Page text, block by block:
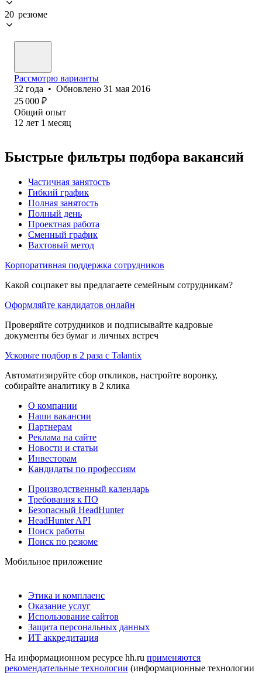
20 резюме
Рассмотрю варианты
32 года • Обновлено 31 мая 2016
25 000 ₽
Общий опыт
12 лет 1 месяц
Быстрые фильтры подбора вакансий
Частичная занятость
Гибкий график
Полная занятость
Полный день
Проектная работа
Сменный график
Вахтовый метод
Корпоративная поддержка сотрудников
Какой соцпакет вы предлагаете семейным сотрудникам?
Оформляйте кандидатов онлайн
Проверяйте сотрудников и подписывайте кадровые
документы без бумаг и личных встреч
Ускорьте подбор в 2 раза с Talantix
Автоматизируйте сбор откликов, настройте воронку,
собирайте аналитику в 2 клика
О компании
Наши вакансии
Партнерам
Реклама на сайте
Новости и статьи
Инвесторам
Кандидаты по профессиям
Производственный календарь
Требования к ПО
Безопасный HeadHunter
HeadHunter API
Поиск работы
Поиск по резюме
Мобильное приложение
Этика и комплаенс
Оказание услуг
Использование сайтов
Защита персональных данных
ИТ аккредитация
На информационном ресурсе hh.ru применяются
рекомендательные технологии (информационные технологии